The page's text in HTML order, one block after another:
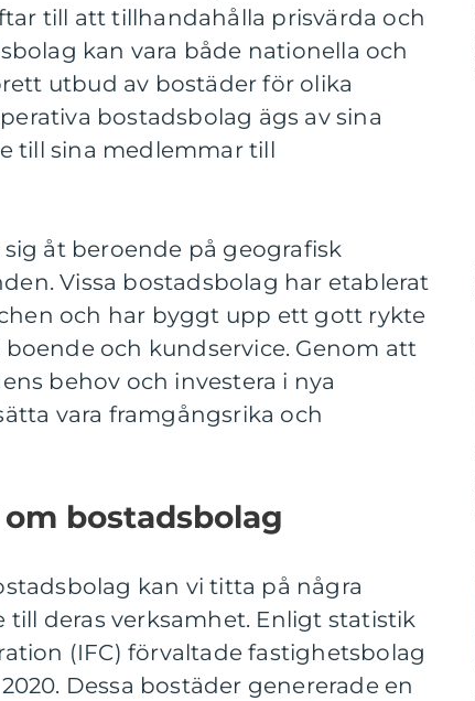
till att tillhandahålla prisvärda och
kan vara både nationella och
utbud av bostäder för olika
bostadsbolag ägs av sina
till sina medlemmar till
åt beroende på geografisk
Vissa bostadsbolag har etablerat
och har byggt upp ett gott rykte
och kundservice. Genom att
behov och investera i nya
vara framgångsrika och
bostadsbolag
kan vi titta på några
deras verksamhet. Enligt statistik
(IFC) förvaltade fastighetsbolag
Dessa bostäder genererade en